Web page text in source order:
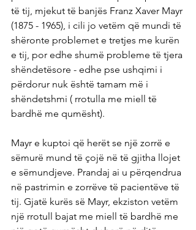
të tij, mjekut të banjës Franz Xaver Mayr
(1875 - 1965), i cili jo vetëm që mundi të
shëronte problemet e tretjes me kurën
e tij, por edhe shumë probleme të tjera
shëndetësore - edhe pse ushqimi i
përdorur nuk është tamam më i
shëndetshmi ( rrotulla me miell të
bardhë me qumësht).
Mayr e kuptoi që herët se një zorrë e
sëmurë mund të çojë në të gjitha llojet
e sëmundjeve. Prandaj ai u përqendrua
në pastrimin e zorrëve të pacientëve të
tij. Gjatë kurës së Mayr, ekziston vetëm
një rrotull bajat me miell të bardhë me